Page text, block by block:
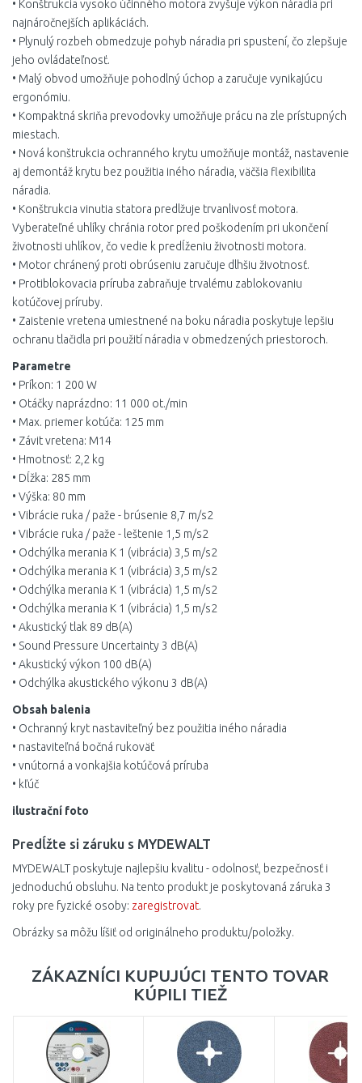
• Konštrukcia vysoko účinného motora zvyšuje výkon náradia pri
najnáročnejších aplikáciách.
• Plynulý rozbeh obmedzuje pohyb náradia pri spustení, čo zlepšuje
jeho ovládateľnosť.
• Malý obvod umožňuje pohodlný úchop a zaručuje vynikajúcu
ergonómiu.
• Kompaktná skriňa prevodovky umožňuje prácu na zle prístupných
miestach.
• Nová konštrukcia ochranného krytu umožňuje montáž, nastavenie
aj demontáž krytu bez použitia iného náradia, väčšia flexibilita
náradia.
• Konštrukcia vinutia statora predlžuje trvanlivosť motora.
Vyberateľné uhlíky chránia rotor pred poškodením pri ukončení
životnosti uhlíkov, čo vedie k predĺženiu životnosti motora.
• Motor chránený proti obrúseniu zaručuje dlhšiu životnosť.
• Protiblokovacia príruba zabraňuje trvalému zablokovaniu
kotúčovej príruby.
• Zaistenie vretena umiestnené na boku náradia poskytuje lepšiu
ochranu tlačidla pri použití náradia v obmedzených priestoroch.
Parametre
• Príkon: 1 200 W
• Otáčky naprázdno: 11 000 ot./min
• Max. priemer kotúča: 125 mm
• Závit vretena: M14
• Hmotnosť: 2,2 kg
• Dĺžka: 285 mm
• Výška: 80 mm
• Vibrácie ruka / paže - brúsenie 8,7 m/s2
• Vibrácie ruka / paže - leštenie 1,5 m/s2
• Odchýlka merania K 1 (vibrácia) 3,5 m/s2
• Odchýlka merania K 1 (vibrácia) 3,5 m/s2
• Odchýlka merania K 1 (vibrácia) 1,5 m/s2
• Odchýlka merania K 1 (vibrácia) 1,5 m/s2
• Akustický tlak 89 dB(A)
• Sound Pressure Uncertainty 3 dB(A)
• Akustický výkon 100 dB(A)
• Odchýlka akustického výkonu 3 dB(A)
Obsah balenia
• Ochranný kryt nastaviteľný bez použitia iného náradia
• nastaviteľná bočná rukoväť
• vnútorná a vonkajšia kotúčová príruba
• kľúč
ilustrační foto
Predĺžte si záruku s MYDEWALT
MYDEWALT poskytuje najlepšiu kvalitu - odolnosť, bezpečnosť i
jednoduchú obsluhu. Na tento produkt je poskytovaná záruka 3
roky pre fyzické osoby: zaregistrovat.
Obrázky sa môžu líšiť od originálneho produktu/položky.
ZÁKAZNÍCI KUPUJÚCI TENTO TOVAR
KÚPILI TIEŽ